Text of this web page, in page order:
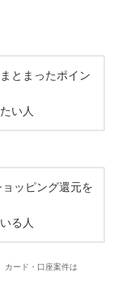
とまったポイン
い人
ッピング還元を
る人
カード・口座案件は